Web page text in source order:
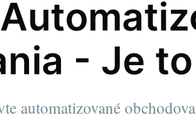
- Je
automatizované